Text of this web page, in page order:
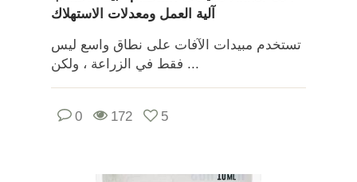
آلية العمل ومعدلات الاستهلاك
تستخدم مبيدات الآفات على نطاق واسع ليس
فقط في الزراعة ، ولكن ...
0 172 5